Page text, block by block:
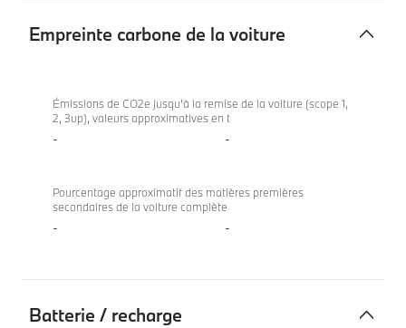
Empreinte carbone de la voiture
carbone
xDrive20i
Émissions de CO2e jusqu’à la remise de la voiture (scope 1,
2, 3up), valeurs approximatives en t
- -
Pourcentage approximatif des matières premières
secondaires de la voiture complète
- -
Batterie / recharge